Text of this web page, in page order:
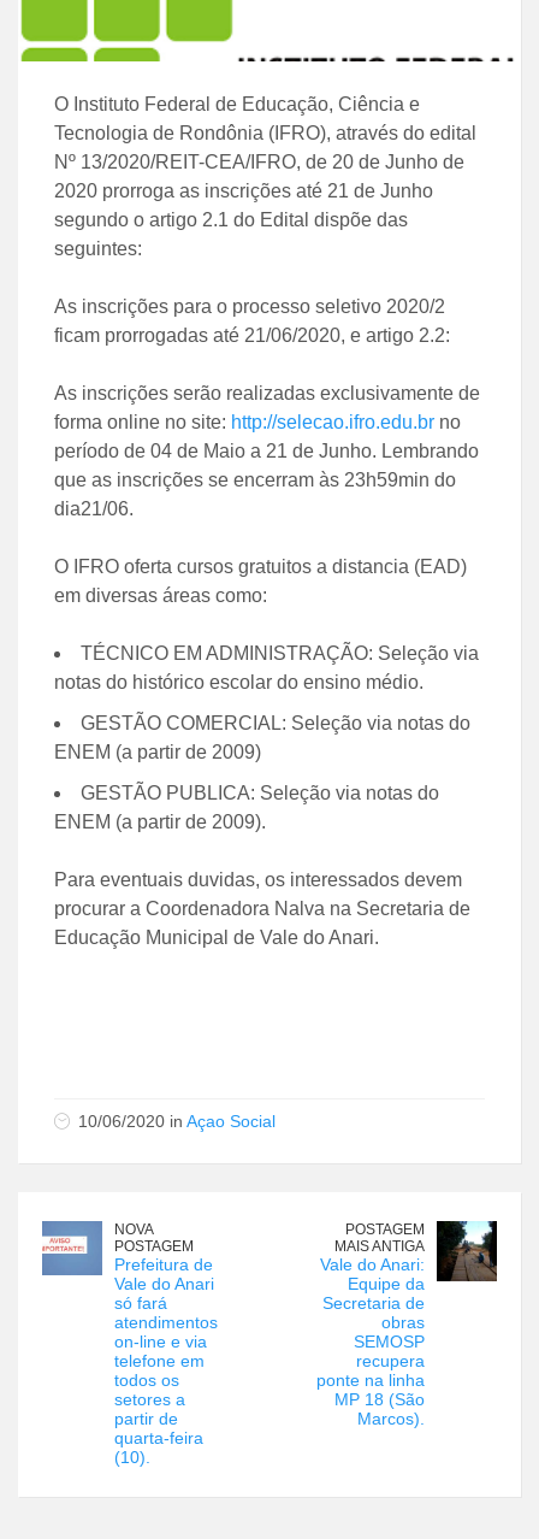
O Instituto Federal de Educação, Ciência e
Tecnologia de Rondônia (IFRO), através do edital
Nº 13/2020/REIT-CEA/IFRO, de 20 de Junho de
2020 prorroga as inscrições até 21 de Junho
segundo o artigo 2.1 do Edital dispõe das
seguintes:
As inscrições para o processo seletivo 2020/2
ficam prorrogadas até 21/06/2020, e artigo 2.2:
As inscrições serão realizadas exclusivamente de
forma online no site: http://selecao.ifro.edu.br no
período de 04 de Maio a 21 de Junho. Lembrando
que as inscrições se encerram às 23h59min do
dia21/06.
O IFRO oferta cursos gratuitos a distancia (EAD)
em diversas áreas como:
TÉCNICO EM ADMINISTRAÇÃO: Seleção via
notas do histórico escolar do ensino médio.
GESTÃO COMERCIAL: Seleção via notas do
ENEM (a partir de 2009)
GESTÃO PUBLICA: Seleção via notas do
ENEM (a partir de 2009).
Para eventuais duvidas, os interessados devem
procurar a Coordenadora Nalva na Secretaria de
Educação Municipal de Vale do Anari.
10/06/2020 in Açao Social
NOVA
POSTAGEM
Prefeitura de
Vale do Anari
só fará
atendimentos
on-line e via
telefone em
todos os
setores a
partir de
quarta-feira
(10).
POSTAGEM
MAIS ANTIGA
Vale do Anari:
Equipe da
Secretaria de
obras
SEMOSP
recupera
ponte na linha
MP 18 (São
Marcos).